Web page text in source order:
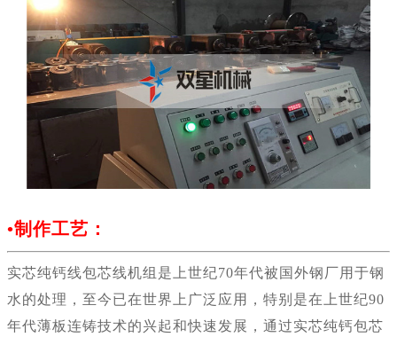
•制作工艺：
实芯纯钙线包芯线机组是上世纪70年代被国外钢厂用于钢
水的处理，至今已在世界上广泛应用，特别是在上世纪90
年代薄板连铸技术的兴起和快速发展，通过实芯纯钙包芯